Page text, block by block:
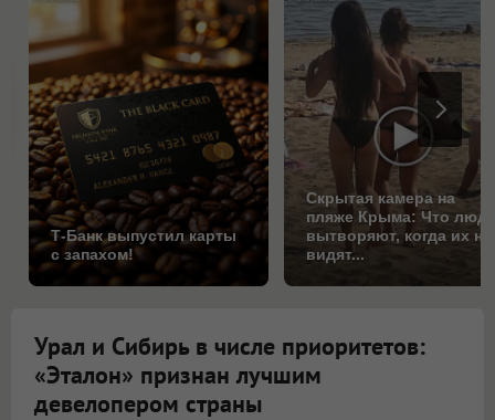
Т-Банк выпустил карты
с запахом!
Скрытая камера на
пляже Крыма: Что
вытворяют, когда их не
видят...
Урал и Сибирь в числе приоритетов:
«Эталон» признан лучшим
девелопером страны